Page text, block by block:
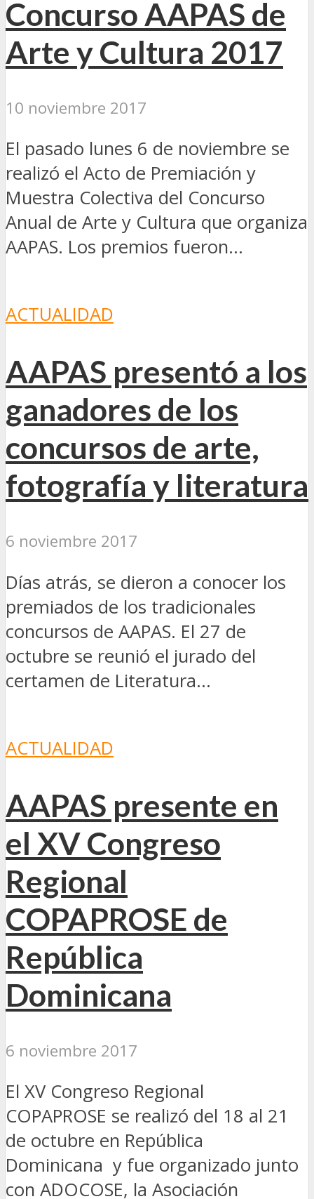
Concurso AAPAS de
Arte y Cultura 2017
10 noviembre 2017
El pasado lunes 6 de noviembre se
realizó el Acto de Premiación y
Muestra Colectiva del Concurso
Anual de Arte y Cultura que organiza
AAPAS. Los premios fueron...
ACTUALIDAD
AAPAS presentó a los
ganadores de los
concursos de arte,
fotografía y literatura
6 noviembre 2017
Días atrás, se dieron a conocer los
premiados de los tradicionales
concursos de AAPAS. El 27 de
octubre se reunió el jurado del
certamen de Literatura...
ACTUALIDAD
AAPAS presente en
el XV Congreso
Regional
COPAPROSE de
República
Dominicana
6 noviembre 2017
El XV Congreso Regional
COPAPROSE se realizó del 18 al 21
de octubre en República
Dominicana y fue organizado junto
con ADOCOSE, la Asociación